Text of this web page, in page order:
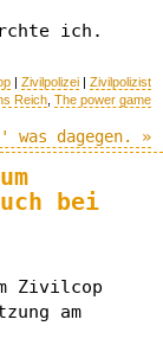
ich.
| Zivilpolizei | Zivilpolizist
Reich The power game
dagegen. »
bei
Zivilcop
am